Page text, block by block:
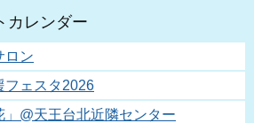
カレンダー
ロン
フェスタ2026
」@天王台北近隣センター